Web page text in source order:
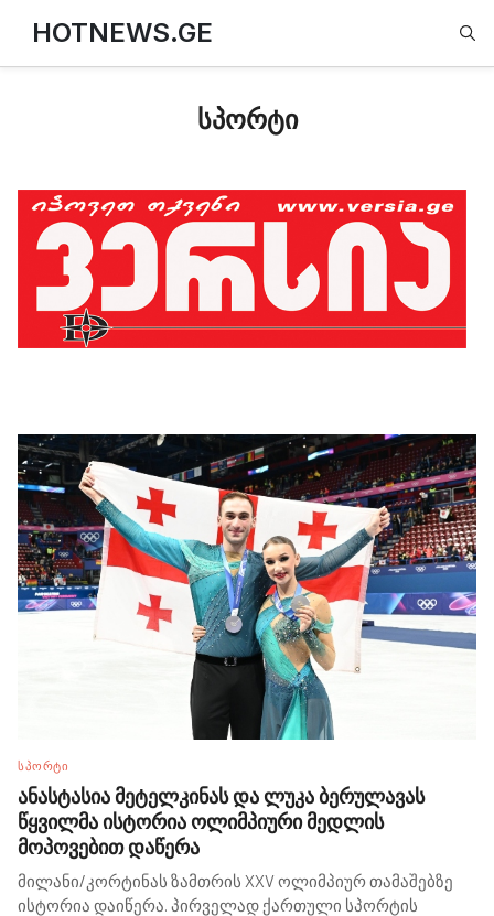
HOTNEWS.GE
სპორტი
ᲡᲞᲝᲠᲢᲘ
ანასტასია მეტელკინას და ლუკა ბერულავას
წყვილმა ისტორია ოლიმპიური მედლის
მოპოვებით დაწერა
მილანი/კორტინას ზამთრის XXV ოლიმპიურ თამაშებზე
ისტორია დაიწერა. პირველად ქართული სპორტის